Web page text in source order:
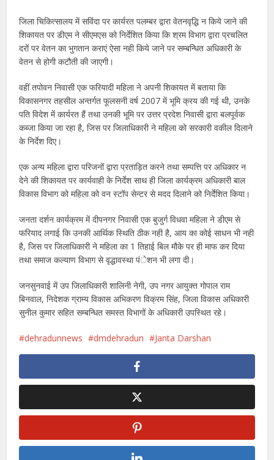
जिला चिकित्सालय में सविंदा पर कार्यरत पलम्बर द्वारा वेतनवृद्धि न किये जाने की
शिकायत पर डीएम ने सीएमएस को निर्देशित किया कि श्रम विभाग द्वारा प्रचलित
दरों पर वेतन का भुगतान कराएं ऐसा नही किये जाने पर सम्बन्धित अधिकारी के
वेतन से होगी कटौती की जाएगी।
वहीं तपोवन निवासी एक फरियादी महिला ने अपनी शिकायत में बताया कि
विकासनगर तहसील अन्तर्गत फूलसनी वर्ष 2007 में भूमि क्रय की गई थी, उनके
पति विदेश में कार्यरत हैं तथा उनकी भूमि पर उत्तर प्रदेश निवासी द्वारा बलपूर्वक
कब्जा किया जा रहा है, जिस पर जिलाधिकारी ने महिला को सरकारी वकील दिलाने
के निर्देश दिए।
एक अन्य महिला द्वारा परिजनों द्वारा प्रताड़ित करने तथा सम्पत्ति पर अधिकार न
देने की शिकायत पर कार्यवाही के निर्देश साथ ही जिला कार्यक्रम अधिकारी बाल
विकास विभाग को महिला को वन स्टॉप सेन्टर से मदद दिलाने को निर्देेशित किया।
जनता दर्शन कार्यक्रम में दीपनगर निवासी एक बुजुर्ग विधवा महिला ने डीएम से
फरियाद लगाई कि उनकी आर्थिक स्थिति ठीक नही है, आय का कोई साधन भी नही
है, जिस पर जिलाधिकारी ने महिला का 1 तिहाई बिल मौके पर ही माफ कर दिया
तथा समाज कल्याण विभाग से वृद्धावस्था पंेशन भी लगा दी।
जनसुनवाई में उप जिलाधिकारी शालिनी नेगी, उप नगर आयुक्त गोपाल राम
बिनवाल, निदेशक ग्राम्य विकास अभिकरण विक्रम सिंह, जिला विकास अधिकारी
सुनील कुमार सहित सम्बन्धित समस्त विभागों के अधिकारी उपस्थित रहे।
dehradunnews dmdehradun Janta Darshan